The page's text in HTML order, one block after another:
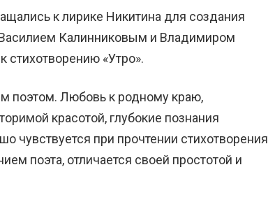
к лирике Никитина для создания
Калинниковым и Владимиром
«Утро».
поэтом. Любовь к родному краю,
красотой, глубокие познания
чувствуется при прочтении стихотворения
поэта, отличается своей простотой и